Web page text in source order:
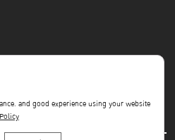
and good experience using your website